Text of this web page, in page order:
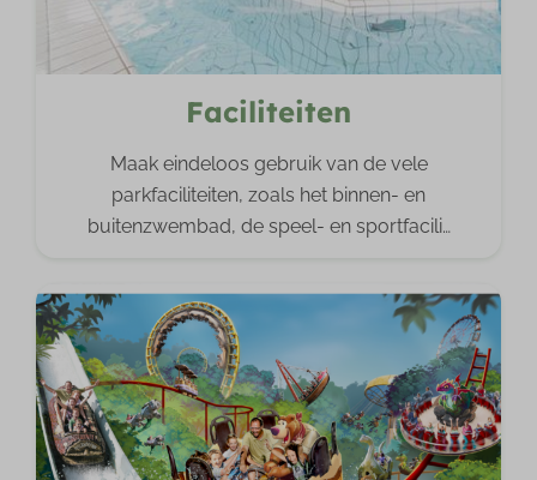
Faciliteiten
Maak eindeloos gebruik van de vele
parkfaciliteiten, zoals het binnen- en
buitenzwembad, de speel- en sportfacili…